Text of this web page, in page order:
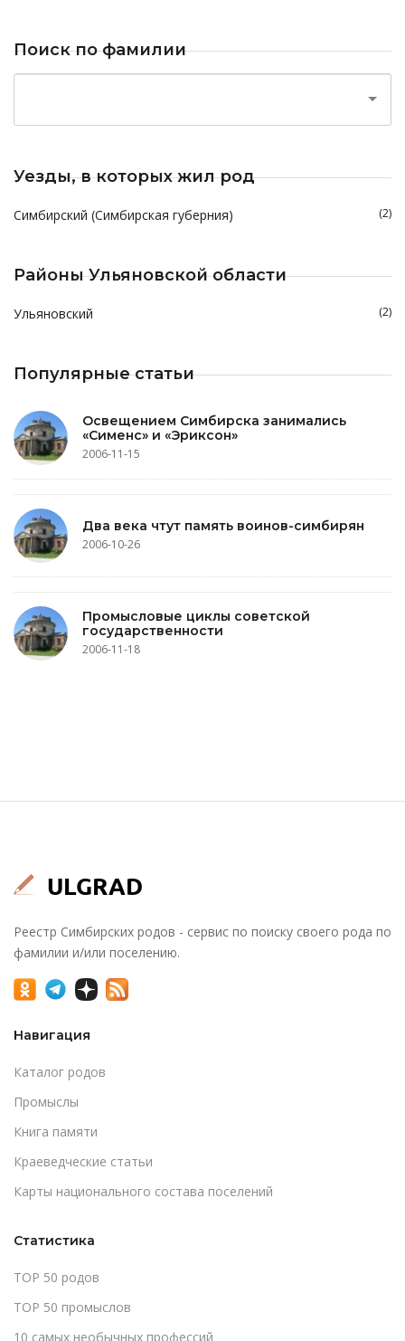
Поиск по фамилии
Уезды, в которых жил род
Симбирский (Симбирская губерния) (2)
Районы Ульяновской области
Ульяновский (2)
Популярные статьи
Освещением Симбирска занимались
«Сименс» и «Эриксон»
2006-11-15
Два века чтут память воинов-симбирян
2006-10-26
Промысловые циклы советской
государственности
2006-11-18
Реестр Симбирских родов - сервис по поиску своего рода по
фамилии и/или поселению.
Навигация
Каталог родов
Промыслы
Книга памяти
Краеведческие статьи
Карты национального состава поселений
Статистика
TOP 50 родов
TOP 50 промыслов
10 самых необычных профессий